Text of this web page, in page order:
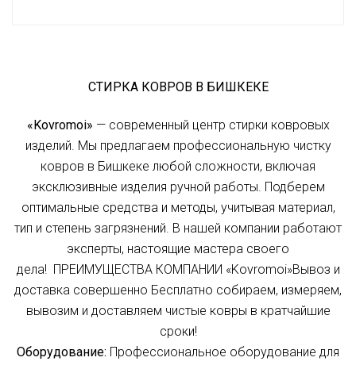
СТИРКА КОВРОВ В БИШКЕКЕ
«Kovromoi» — современный центр стирки ковровых
изделий. Мы предлагаем профессиональную чистку
ковров в Бишкеке любой сложности, включая
эксклюзивные изделия ручной работы. Подберем
оптимальные средства и методы, учитывая материал,
тип и степень загрязнений. В нашей компании работают
эксперты, настоящие мастера своего
дела! ПРЕИМУЩЕСТВА КОМПАНИИ «Kovromoi»Вывоз и
доставка совершенно Бесплатно собираем, измеряем,
вывозим и доставляем чистые ковры в кратчайшие
сроки!
Оборудование: Профессиональное оборудование для